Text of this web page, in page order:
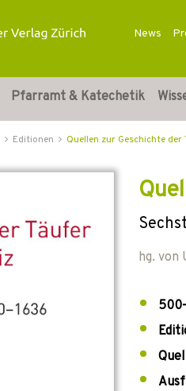
News
Pfarramt & Katechetik
Editionen Quellen zur Geschichte
hg. von